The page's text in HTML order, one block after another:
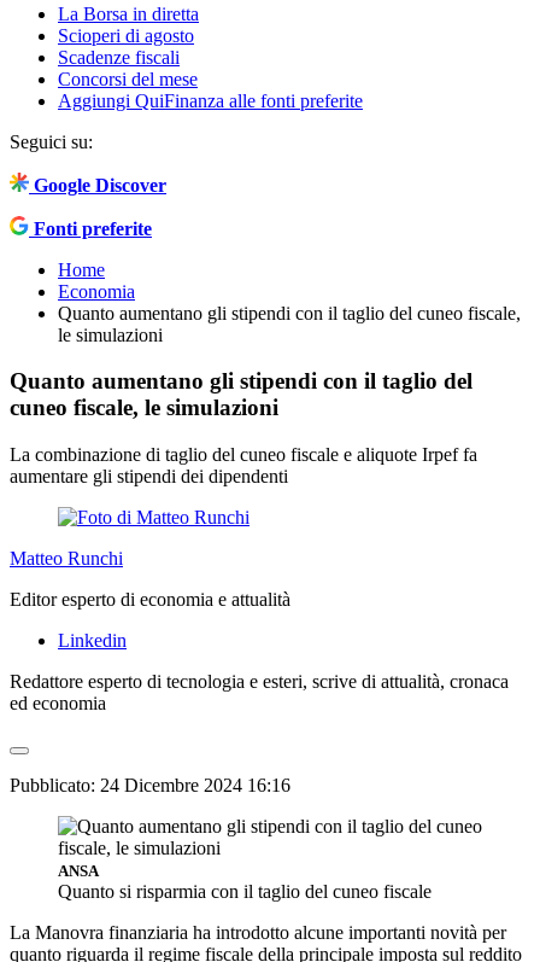
La Borsa in diretta
Scioperi di agosto
Scadenze fiscali
Concorsi del mese
Aggiungi QuiFinanza alle fonti preferite
Seguici su:
Google Discover
Fonti preferite
Home
Economia
Quanto aumentano gli stipendi con il taglio del cuneo fiscale,
le simulazioni
Quanto aumentano gli stipendi con il taglio del
cuneo fiscale, le simulazioni
La combinazione di taglio del cuneo fiscale e aliquote Irpef fa
aumentare gli stipendi dei dipendenti
Matteo Runchi
Editor esperto di economia e attualità
Linkedin
Redattore esperto di tecnologia e esteri, scrive di attualità, cronaca
ed economia
Pubblicato: 24 Dicembre 2024 16:16
ANSA
Quanto si risparmia con il taglio del cuneo fiscale
La Manovra finanziaria ha introdotto alcune importanti novità per
quanto riguarda il regime fiscale della principale imposta sul reddito